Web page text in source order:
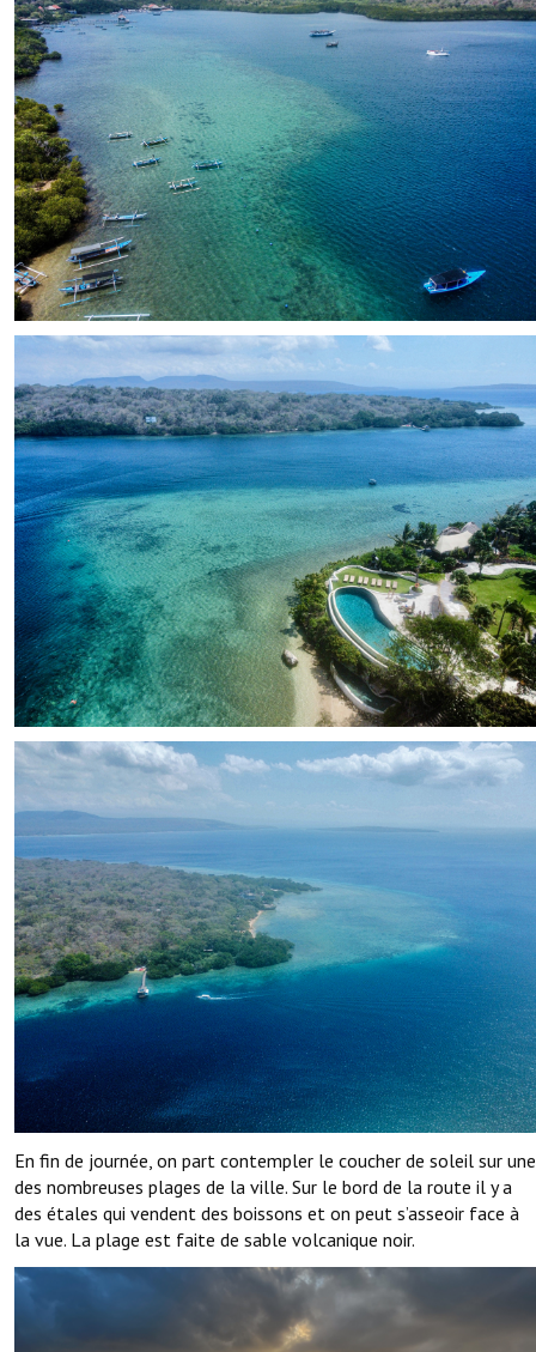
En fin de journée, on part contempler le coucher de soleil sur une
des nombreuses plages de la ville. Sur le bord de la route il y a
des étales qui vendent des boissons et on peut s’asseoir face à
la vue. La plage est faite de sable volcanique noir.